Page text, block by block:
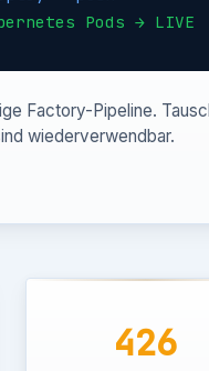
Pods → LIVE
Factory-Pipeline.
wiederverwendbar.
426